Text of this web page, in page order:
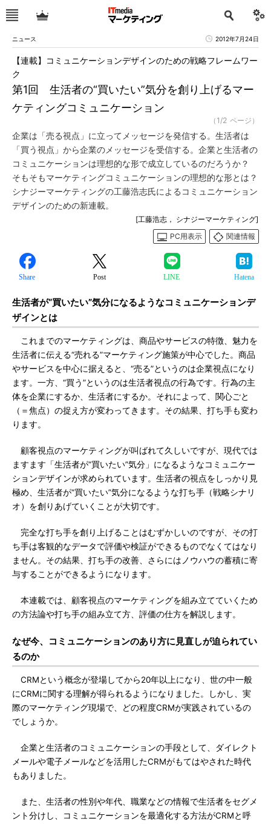
ニュース 2012年7月24日
第1回 生活者の“買いたい”気分を創り上げるマー
ケティングコミュニケーション
【連載】コミュニケーションデザインのための戦略フレームワー
ク
（1/2 ページ）
企業は「売る視点」に立ってメッセージを発信する。生活者は
「買う視点」から企業のメッセージを受信する。企業と生活者の
コミュニケーションは理想的な形で成立しているのだろうか？
そもそもマーケティングコミュニケーションの理想的な形とは？
シナジーマーケティングの工藤浩志氏によるコミュニケーション
デザインのための新連載。
[工藤浩志， シナジーマーケティング]
PC用表示
関連情報
Share Post LINE Hatena
生活者が“買いたい”気分になるようなコミュニケーションデ
ザインとは
これまでのマーケティングは、商品やサービスの特徴、魅力を
生活者に伝える“売れる”マーケティング施策が中心でした。商品
やサービスを中心に据えると、“売る”というのは企業視点になり
ます。一方、“買う”というのは生活者視点の行為です。行為の主
体を企業にするか、生活者にするか。それによって、関心ごと
（＝焦点）の捉え方が変わってきます。その結果、打ち手も変わ
ります。
顧客視点のマーケティングが叫ばれて久しいですが、現代では
ますます「生活者が“買いたい”気分」になるようなコミュニケー
ションデザインが求められています。生活者の視点をしっかり見
極め、生活者が“買いたい”気分になるような打ち手（戦略シナリ
オ）を創りあげていくことが大切です。
完全な打ち手を創り上げることはむずかしいのですが、その打
ち手は客観的なデータで評価や検証ができるものでなくてはなり
ません。その結果、打ち手の改善、さらにはノウハウの蓄積に寄
与することができるようになります。
本連載では、顧客視点のマーケティングを組み立てていくため
の方法論や打ち手の組み立て方、評価の仕方を解説します。
なぜ今、コミュニケーションのあり方に見直しが迫られてい
るのか
CRMという概念が登場してから20年以上になり、世の中一般
にCRMに関する理解が得られるようになりました。しかし、実
際のマーケティング現場で、どの程度CRMが実践されているの
でしょうか。
企業と生活者のコミュニケーションの手段として、ダイレクト
メールや電子メールなどを活用したCRMがもてはやされた時代
もありました。
また、生活者の性別や年代、職業などの情報で生活者をセグメ
ント分けし、コミュニケーションを最適化する方法がCRMと呼